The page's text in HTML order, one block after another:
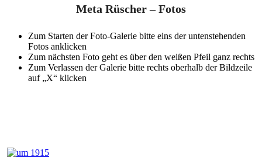
Meta Rüscher – Fotos
Zum Starten der Foto-Galerie bitte eins der untenstehenden
Fotos anklicken
Zum nächsten Foto geht es über den weißen Pfeil ganz rechts
Zum Verlassen der Galerie bitte rechts oberhalb der Bildzeile
auf „X“ klicken